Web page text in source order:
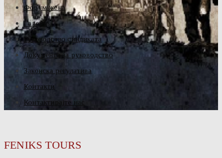
Форум жена
Галерија
Руководство синдиката
Документа за руководство
Законска регулатива
Контакти
Контактирајте нас
FENIKS TOURS